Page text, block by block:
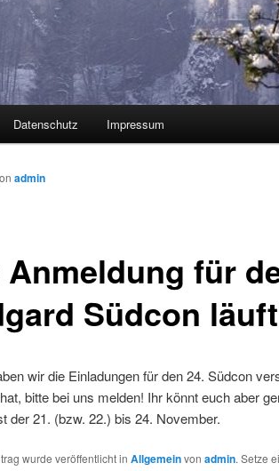
Datenschutz Impressum
Anmeldung für
Südcon
admin
wir die Einladungen für den 24. Südcon
bitte bei uns melden! Ihr könnt euch aber
der 21. (bzw. 22.) bis 24. November.
wurde veröffentlicht in Allgemeinvon admin. Setze